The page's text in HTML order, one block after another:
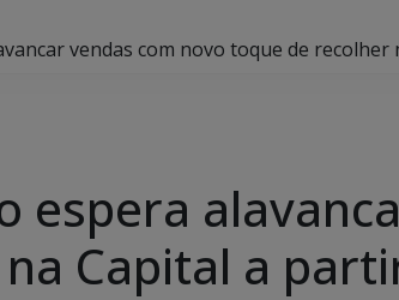
vendas com novo toque de
espera
Capital a